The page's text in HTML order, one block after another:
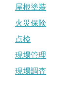
屋根塗装
火災保険
点検
現場管理
現場調査